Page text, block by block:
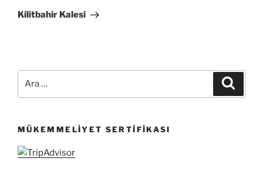
Yazı
Kilitbahir Kalesi
MÜKEMMELIYET SERTIFIKASI